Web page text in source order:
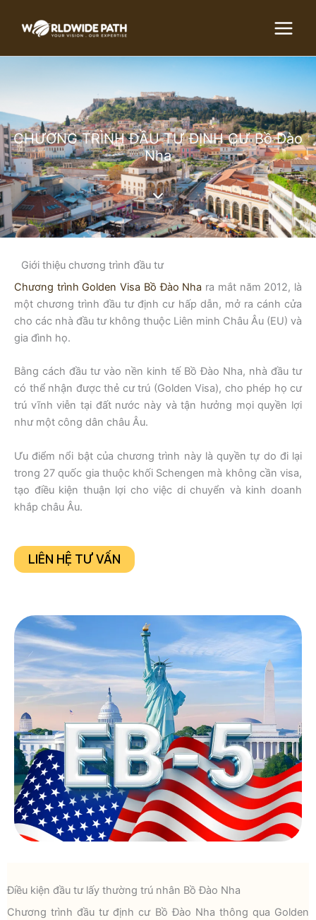
CHƯƠNG TRÌNH ĐẦU TƯ ĐỊNH CƯ Bồ Đào
Nha
Giới thiệu chương trình đầu tư
Chương trình Golden Visa Bồ Đào Nha ra mắt năm 2012, là
một chương trình đầu tư định cư hấp dẫn, mở ra cánh cửa
cho các nhà đầu tư không thuộc Liên minh Châu Âu (EU) và
gia đình họ.
Bằng cách đầu tư vào nền kinh tế Bồ Đào Nha, nhà đầu tư
có thể nhận được thẻ cư trú (Golden Visa), cho phép họ cư
trú vĩnh viễn tại đất nước này và tận hưởng mọi quyền lợi
như một công dân châu Âu.
Ưu điểm nổi bật của chương trình này là quyền tự do đi lại
trong 27 quốc gia thuộc khối Schengen mà không cần visa,
tạo điều kiện thuận lợi cho việc di chuyển và kinh doanh
khắp châu Âu.
LIÊN HỆ TƯ VẤN
Điều kiện đầu tư lấy thường trú nhân Bồ Đào Nha
Chương trình đầu tư định cư Bồ Đào Nha thông qua Golden